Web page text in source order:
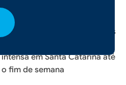
05/08/2026 - 09h19
Frente fria provoca temporais
intensa em Santa Catarina até
o fim de semana